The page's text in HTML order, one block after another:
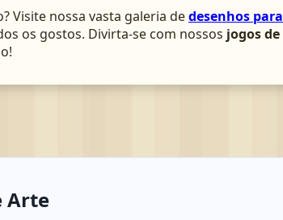
Visite nossa vasta galeria dedesenhos para
os gostos. Divirta-se com nossos jogos de
Arte